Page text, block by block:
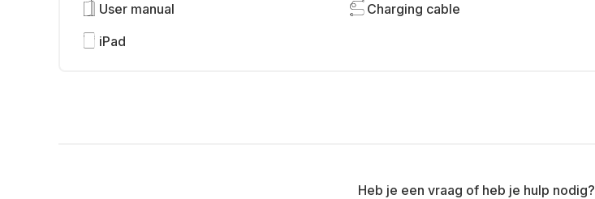
User manual
Charging cable
iPad
Heb je een vraag of heb je hulp nodig?